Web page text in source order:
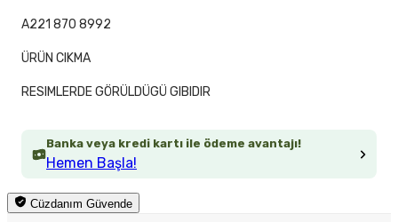
Banka veya kredi kartı ile ödeme avantajı!
Hemen Başla!
Cüzdanım Güvende
A221 870 8992
ÜRÜN CIKMA
RESIMLERDE GÖRÜLDÜGÜ GIBIDIR